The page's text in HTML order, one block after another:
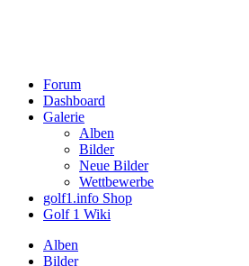
Forum
Dashboard
Galerie
Alben
Bilder
Neue Bilder
Wettbewerbe
golf1.info Shop
Golf 1 Wiki
Alben
Bilder